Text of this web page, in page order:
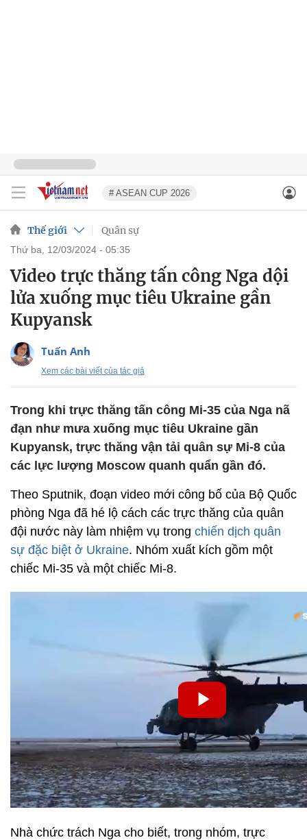
# ASEAN CUP 2026
Thế giới Quân sự
thứ ba, 12/03/2024 - 05:35
Video trực thăng tấn công Nga dội
lửa xuống mục tiêu Ukraine gần
Kupyansk
Tuấn Anh
Xem các bài viết của tác giả
Trong khi trực thăng tấn công Mi-35 của Nga nã
đạn như mưa xuống mục tiêu Ukraine gần
Kupyansk, trực thăng vận tải quân sự Mi-8 của
các lực lượng Moscow quanh quẩn gần đó.
Theo Sputnik, đoạn video mới công bố của Bộ Quốc
phòng Nga đã hé lộ cách các trực thăng của quân
đội nước này làm nhiệm vụ trong chiến dịch quân
sự đặc biệt ở Ukraine. Nhóm xuất kích gồm một
chiếc Mi-35 và một chiếc Mi-8.
Nhà chức trách Nga cho biết, trong nhóm, trực